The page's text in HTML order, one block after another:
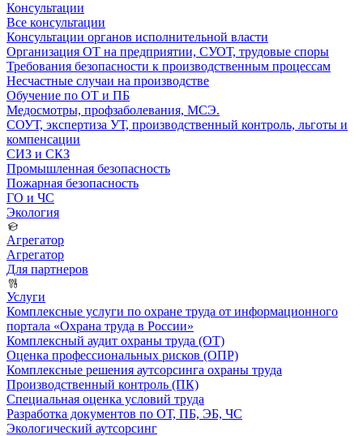
Консультации
Все консультации
Консультации органов исполнительной власти
Организация ОТ на предприятии, СУОТ, трудовые споры
Требования безопасности к производственным процессам
Несчастные случаи на производстве
Обучение по ОТ и ПБ
Медосмотры, профзаболевания, МСЭ.
СОУТ, экспертиза УТ, производственный контроль, льготы и
компенсации
СИЗ и СКЗ
Промышленная безопасность
Пожарная безопасность
ГО и ЧС
Экология
Агрегатор
Агрегатор
Для партнеров
Услуги
Комплексные услуги по охране труда от информационного
портала «Охрана труда в России»
Комплексный аудит охраны труда (ОТ)
Оценка профессиональных рисков (ОПР)
Комплексные решения аутсорсинга охраны труда
Производственный контроль (ПК)
Специальная оценка условий труда
Разработка документов по ОТ, ПБ, ЭБ, ЧС
Экологический аутсорсинг